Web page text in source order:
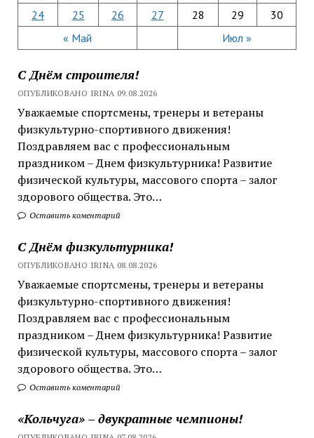
« Май Июл »
24
25 26 27 28 29 30
С Днём строителя!
ОПУБЛИКОВАНО IRINA 09.08.2026
Уважаемые спортсмены, тренеры и ветераны
физкультурно-спортивного движения!
Поздравляем вас с профессиональным
праздником – Днем физкультурника! Развитие
физической культуры, массового спорта – залог
здорового общества. Это…
Оставить коментарий
С Днём физкультурника!
ОПУБЛИКОВАНО IRINA 08.08.2026
Уважаемые спортсмены, тренеры и ветераны
физкультурно-спортивного движения!
Поздравляем вас с профессиональным
праздником – Днем физкультурника! Развитие
физической культуры, массового спорта – залог
здорового общества. Это…
Оставить коментарий
«Кольчуга» – двукратные чемпионы!